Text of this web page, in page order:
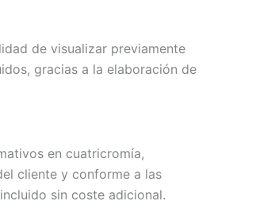
de visualizar previamente
gracias a la elaboración de
en cuatricromía,
cliente y conforme a las
sin coste adicional.